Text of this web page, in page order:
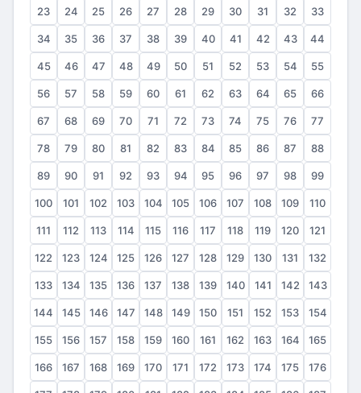
23 24 25 26 27 28 29 30 31 32 33
34 35 36 37 38 39 40 41 42 43 44
45 46 47 48 49 50 51 52 53 54 55
56 57 58 59 60 61 62 63 64 65 66
67 68 69 70 71 72 73 74 75 76 77
78 79 80 81 82 83 84 85 86 87 88
89 90 91 92 93 94 95 96 97 98 99
100 101 102 103 104 105 106 107 108 109 110
111 112 113 114 115 116 117 118 119 120 121
122 123 124 125 126 127 128 129 130 131 132
133 134 135 136 137 138 139 140 141 142 143
144 145 146 147 148 149 150 151 152 153 154
155 156 157 158 159 160 161 162 163 164 165
166 167 168 169 170 171 172 173 174 175 176